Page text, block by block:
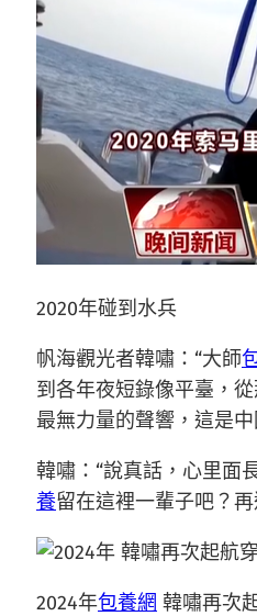
2020年碰到水兵
帆海觀光者韓嘯：“大師
到各年夜短錄像平臺，
最無力量的聲響，這是
韓嘯：“說真話，心里面
養留在這裡一輩子吧？
2024年包養網 韓嘯再次